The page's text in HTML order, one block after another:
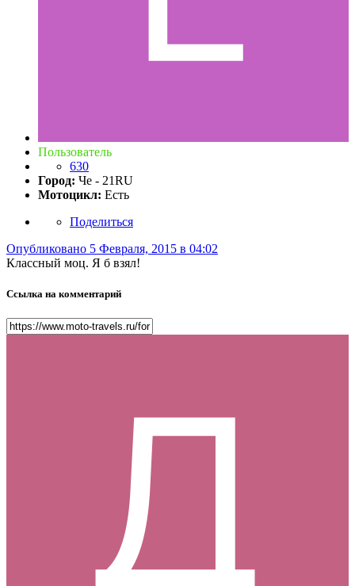
Пользователь
630
Город: Че - 21RU
Мотоцикл: Есть
Поделиться
Опубликовано 5 Февраля, 2015 в 04:02
Классный моц. Я б взял!
Ссылка на комментарий